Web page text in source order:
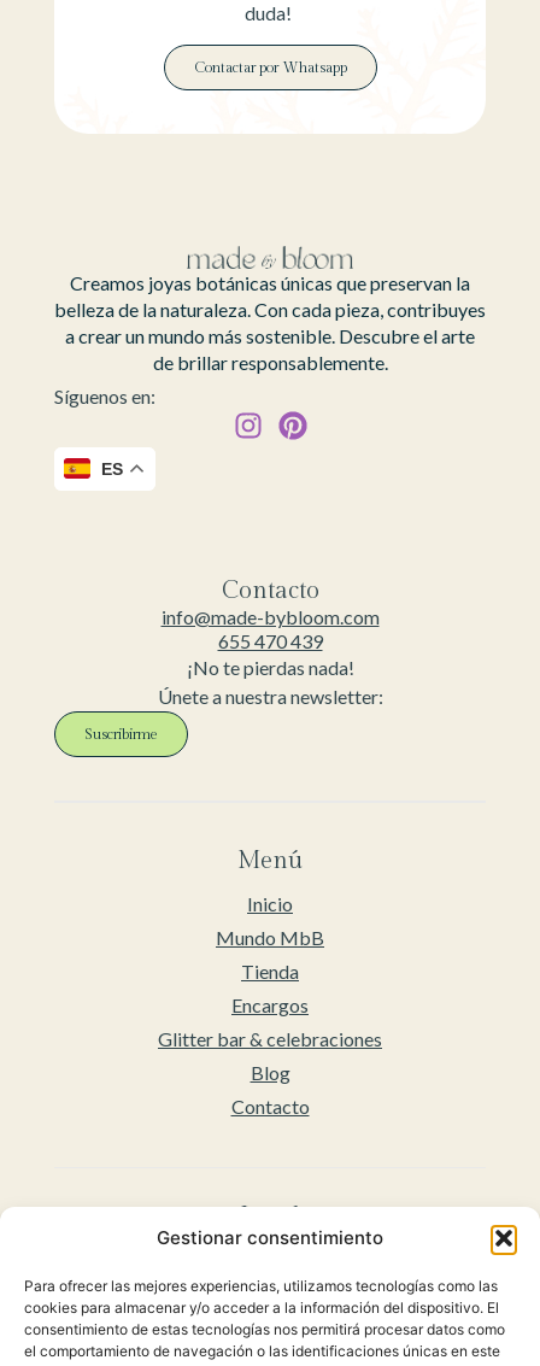
Gestionar consentimiento
Para ofrecer las mejores experiencias, utilizamos tecnologías como las
cookies para almacenar y/o acceder a la información del dispositivo. El
consentimiento de estas tecnologías nos permitirá procesar datos como
el comportamiento de navegación o las identificaciones únicas en este
duda!
Contactar por Whatsapp
Creamos joyas botánicas únicas que preservan la
belleza de la naturaleza. Con cada pieza, contribuyes
a crear un mundo más sostenible. Descubre el arte
de brillar responsablemente.
Síguenos en:
ES
Contacto
info@made-bybloom.com
655 470 439
¡No te pierdas nada!
Únete a nuestra newsletter:
Suscribirme
Menú
Inicio
Mundo MbB
Tienda
Encargos
Glitter bar & celebraciones
Blog
Contacto
Legal
Accesibilidad
Políticas de privacidad
Política de cookies (UE)